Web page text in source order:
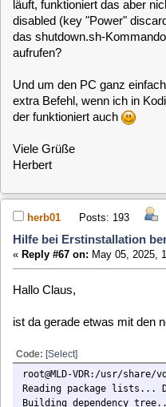
Hallo Claus,
ist da gerade etwas mit den neuen
root@MLD-VDR:/usr/share/vdr#
Reading package lists... Done
Building dependency tree... Done
Reading state information...
vdr vdr-plugin-live vdr-
The following packages will be
4 upgraded, 0 newly installed,
Need to get 26,9 kB of archives.
Do you want to continue? [Y/
[code]
root@MLD-VDR:/usr/share/vdr#
Reading state information...
Calculating upgrade... Done
The following packages were
glibmm librepfunc1 libsigc-